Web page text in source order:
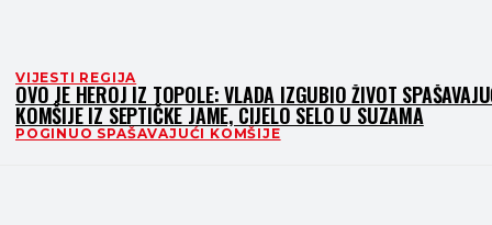
VIJESTI REGIJA
OVO JE HEROJ IZ TOPOLE: VLADA IZGUBIO ŽIVOT
KOMŠIJE IZ SEPTIČKE JAME, CIJELO SELO U SUZAMA
POGINUO SPAŠAVAJUĆI KOMŠIJE